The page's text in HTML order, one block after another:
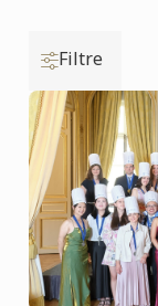
Filtre